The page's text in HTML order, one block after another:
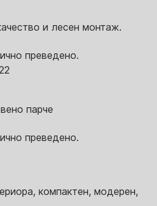
и лесен монтаж.
преведено.
парче
преведено.
компактен, модерен,